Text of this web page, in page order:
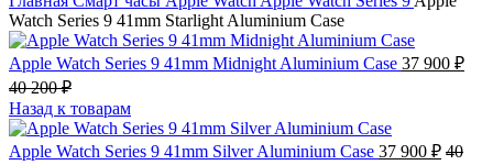
Watch Series 9 41mm Starlight Aluminium Case
Apple Watch Series 9 41mm Midnight Aluminium Case 37 900 ₽
40 200₽
Назад к товарам
Apple Watch Series 9 41mm Silver Aluminium Case 37 900 ₽ 40